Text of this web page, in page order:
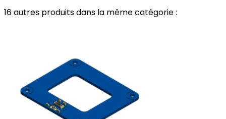
16 autres produits dans la même catégorie :